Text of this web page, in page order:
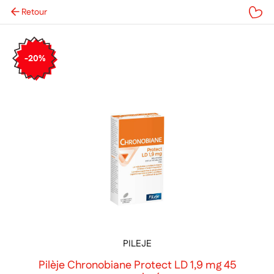
Retour
PILEJE
Pilèje Chronobiane Protect LD 1,9 mg 45
-20%